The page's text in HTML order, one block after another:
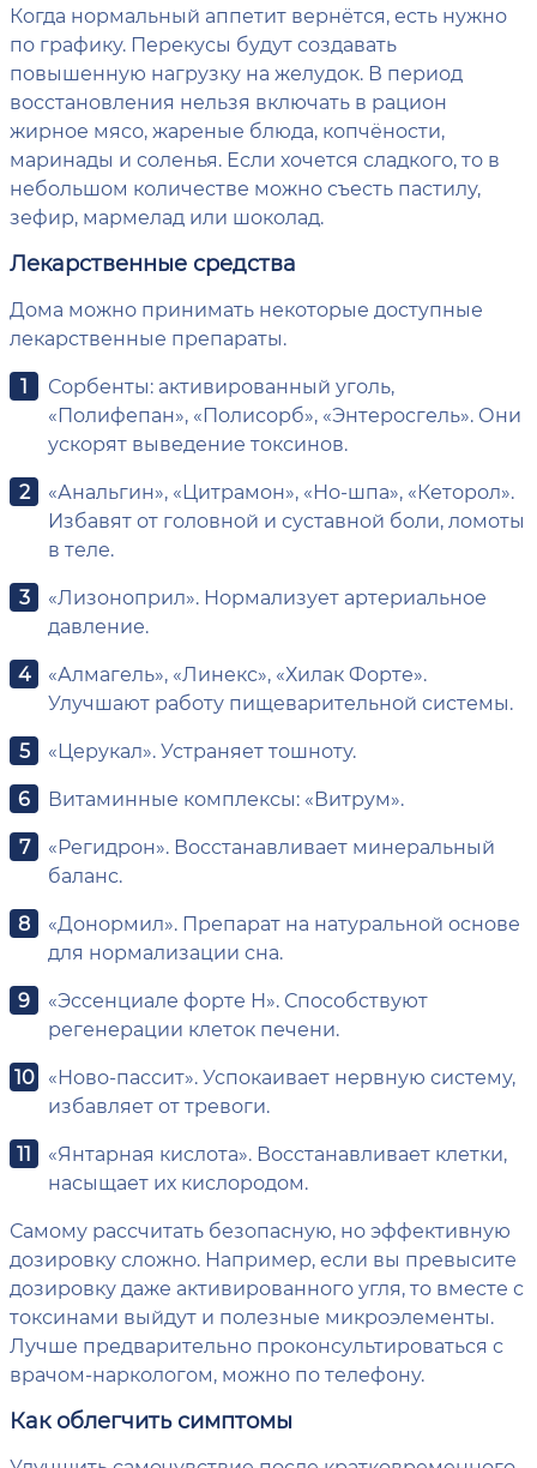
Когда нормальный аппетит вернётся, есть нужно
по графику. Перекусы будут создавать
повышенную нагрузку на желудок. В период
восстановления нельзя включать в рацион
жирное мясо, жареные блюда, копчёности,
маринады и соленья. Если хочется сладкого, то в
небольшом количестве можно съесть пастилу,
зефир, мармелад или шоколад.
Лекарственные средства
Дома можно принимать некоторые доступные
лекарственные препараты.
Сорбенты: активированный уголь,
«Полифепан», «Полисорб», «Энтеросгель». Они
ускорят выведение токсинов.
«Анальгин», «Цитрамон», «Но-шпа», «Кеторол».
Избавят от головной и суставной боли, ломоты
в теле.
«Лизоноприл». Нормализует артериальное
давление.
«Алмагель», «Линекс», «Хилак Форте».
Улучшают работу пищеварительной системы.
«Церукал». Устраняет тошноту.
Витаминные комплексы: «Витрум».
«Регидрон». Восстанавливает минеральный
баланс.
«Донормил». Препарат на натуральной основе
для нормализации сна.
«Эссенциале форте Н». Способствуют
регенерации клеток печени.
«Ново-пассит». Успокаивает нервную систему,
избавляет от тревоги.
«Янтарная кислота». Восстанавливает клетки,
насыщает их кислородом.
Самому рассчитать безопасную, но эффективную
дозировку сложно. Например, если вы превысите
дозировку даже активированного угля, то вместе с
токсинами выйдут и полезные микроэлементы.
Лучше предварительно проконсультироваться с
врачом-наркологом, можно по телефону.
Как облегчить симптомы